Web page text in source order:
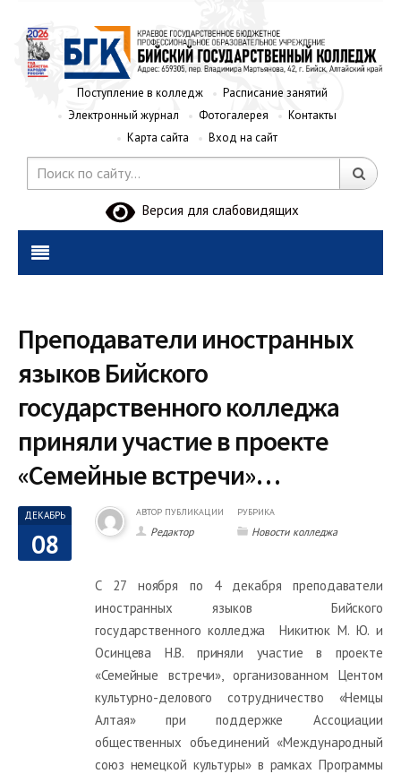
Поступление в колледж
Расписание занятий
Электронный журнал
Фотогалерея
Контакты
Карта сайта
Вход на сайт
Версия для слабовидящих
Преподаватели иностранных
языков Бийского
государственного колледжа
приняли участие в проекте
«Семейные встречи»…
ДЕКАБРЬ
08
АВТОР ПУБЛИКАЦИИ
Редактор
РУБРИКА
Новости колледжа
С 27 ноября по 4 декабря преподаватели
иностранных языков Бийского
государственного колледжа Никитюк М. Ю. и
Осинцева Н.В. приняли участие в проекте
«Семейные встречи», организованном Центом
культурно-делового сотрудничество «Немцы
Алтая» при поддержке Ассоциации
общественных объединений «Международный
союз немецкой культуры» в рамках Программы